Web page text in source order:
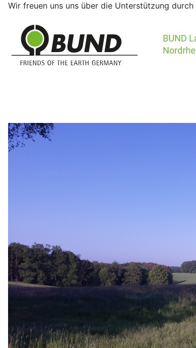
Wir freuen uns uns über die Unterstützung durch